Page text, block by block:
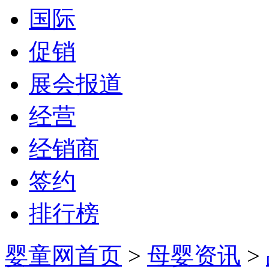
国际
促销
展会报道
经营
经销商
签约
排行榜
婴童网首页 > 母婴资讯 >